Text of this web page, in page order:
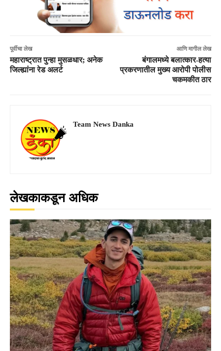
पूर्वीचा लेख
महाराष्ट्रात पुन्हा मुसळधार; अनेक
जिल्ह्यांना रेड अलर्ट
आणि मागील लेख
बंगालमध्ये बलात्कार-हत्या
प्रकरणातील मुख्य आरोपी पोलीस
चकमकीत ठार
Team News Danka
लेखकाकडून अधिक